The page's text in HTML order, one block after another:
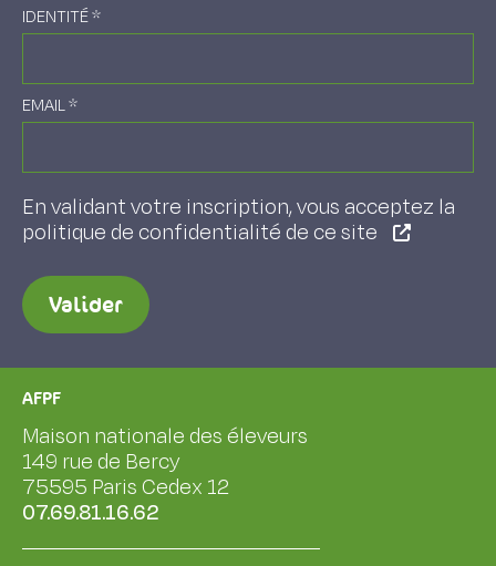
IDENTITÉ*
EMAIL*
En validant votre inscription, vous acceptez la
politique de confidentialité de ce site
Valider
AFPF
Maison nationale des éleveurs
149 rue de Bercy
75595 Paris Cedex 12
07.69.81.16.62